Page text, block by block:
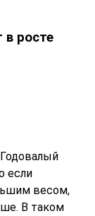
в росте
Годовалый
если
весом,
В таком